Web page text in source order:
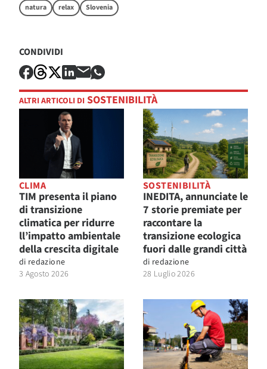
natura relax Slovenia
CONDIVIDI
ALTRI ARTICOLI DI SOSTENIBILITÀ
CLIMA
TIM presenta il piano
di transizione
climatica per ridurre
ll’impatto ambientale
della crescita digitale
di redazione
3 Agosto 2026
SOSTENIBILITÀ
INEDITA, annunciate le
7 storie premiate per
raccontare la
transizione ecologica
fuori dalle grandi città
di redazione
28 Luglio 2026